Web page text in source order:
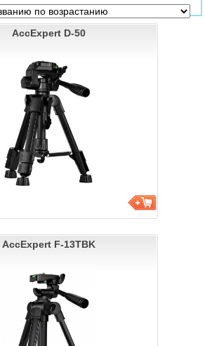
AccExpert D-50
AccExpert F-13TBK